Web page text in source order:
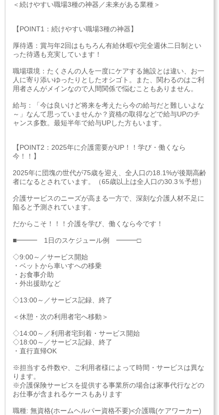
＜続けやすい職場3種の神器／未来がある業種＞
【POINT1：続けやすい職場3種の神器】
厚待遇：賞与年2回はもちろん有給休暇や完全週休二日制とい
った待遇も充実しています！
職場環境：たくさんの人を一度にケアする施設とは違い、お一
人に寄り添いゆったりとしたオシゴト。また、関わるのはご利
用者さんがメインなので人間関係で悩むこともありません。
給与：「今は良いけど将来を考えたら今の給与だと難しいよな
～」なんて思っていませんか？資格の取得などで給与UPのチ
ャンス多数。最短半年で給与UPした方もいます。
【POINT2：2025年に介護需要がUP！！学び・働くなら
今！！】
2025年に団塊の世代が75歳を迎え、全人口の18.1%が後期高齢
者になるとされています。（65歳以上は全人口の30.3％予想）
介護サービスのニーズが高まる一方で、深刻な介護人材不足に
陥ると予測されています。
だからこそ！！！介護を学び、働くなら今です！
■━━━ 1日のスケジュール例 ━━━□
◇9:00～／サービス開始
・ベットから車いすへの移乗
・お食事介助
・外出援助など
◇13:00～／サービス記録、終了
＜休憩・次の利用者宅へ移動＞
◇14:00～／利用者宅到着・サービス開始
◇18:00～／サービス記録、終了
・直行直帰OK
※担当する件数や、ご利用者様によって時間・サービスは異な
ります。
※介護保険サービスを提供する事業所の場合は家事代行などの
お仕事が含まれるケースもあります
職種: 無資格(ホームヘルパー資格不要)<介護職(ケアワーカー)